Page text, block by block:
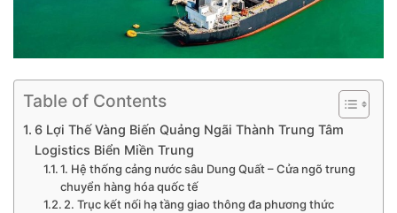
Table of Contents
6 Lợi Thế Vàng Biến Quảng Ngãi Thành Trung Tâm
Logistics Biển Miền Trung
1. Hệ thống cảng nước sâu Dung Quất – Cửa ngõ trung
chuyển hàng hóa quốc tế
2. Trục kết nối hạ tầng giao thông đa phương thức